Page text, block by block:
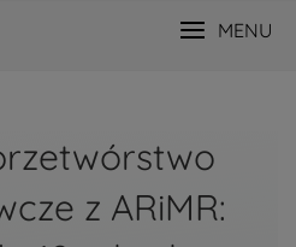
MENU
z ARiMR: